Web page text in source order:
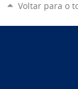
Voltar para o